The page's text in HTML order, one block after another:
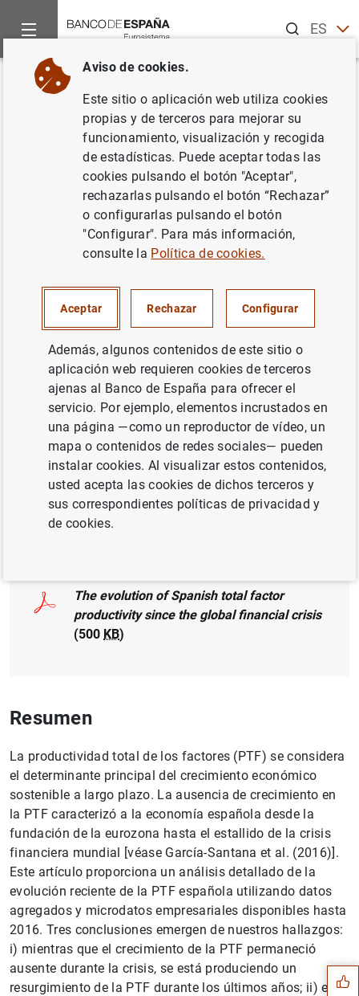
ESEN
Inicio Publicaciones
Volver
The evolution of Spanish total
factor productivity since the
global financial crisis
PRODUCTIVIDAD
CRECIMIENTO ECONÓMICO Y CONVERGENCIA
SOCIEDADES NO FINANCIERAS, EMPRESAS
SITUACIÓN ECONÓMICA
The evolution of Spanish total factor
productivity since the global financial crisis
(500 KB)
Resumen
La productividad total de los factores (PTF) se considera
el determinante principal del crecimiento económico
sostenible a largo plazo. La ausencia de crecimiento en
la PTF caracterizó a la economía española desde la
fundación de la eurozona hasta el estallido de la crisis
financiera mundial [véase García-Santana et al. (2016)].
Este artículo proporciona un análisis detallado de la
evolución reciente de la PTF española utilizando datos
agregados y microdatos empresariales disponibles hasta
2016. Tres conclusiones emergen de nuestros hallazgos:
i) mientras que el crecimiento de la PTF permaneció
ausente durante la crisis, se está produciendo un
resurgimiento de la PTF durante los últimos años; ii) este
Sugerencias
Aviso de cookies.
Este sitio o aplicación web utiliza cookies
propias y de terceros para mejorar su
funcionamiento, visualización y recogida
de estadísticas. Puede aceptar todas las
cookies pulsando el botón "Aceptar",
rechazarlas pulsando el botón “Rechazar”
o configurarlas pulsando el botón
"Configurar". Para más información,
consulte la Política de cookies.
Aceptar Rechazar Configurar
Además, algunos contenidos de este sitio o
aplicación web requieren cookies de terceros
ajenas al Banco de España para ofrecer el
servicio. Por ejemplo, elementos incrustados en
una página —como un reproductor de vídeo, un
mapa o contenidos de redes sociales— pueden
instalar cookies. Al visualizar estos contenidos,
usted acepta las cookies de dichos terceros y
sus correspondientes políticas de privacidad y
de cookies.